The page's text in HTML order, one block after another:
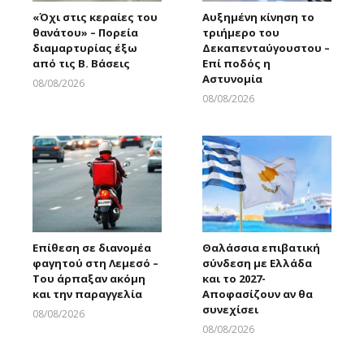
«Όχι στις κεραίες του
θανάτου» – Πορεία
διαμαρτυρίας έξω
από τις Β. Βάσεις
08/08/2026
Αυξημένη κίνηση το
τριήμερο του
Δεκαπενταύγουστου –
Επί ποδός η
Αστυνομία
08/08/2026
Επίθεση σε διανομέα
φαγητού στη Λεμεσό –
Του άρπαξαν ακόμη
και την παραγγελία
08/08/2026
Θαλάσσια επιβατική
σύνδεση με Ελλάδα
και το 2027-
Αποφασίζουν αν θα
συνεχίσει
08/08/2026